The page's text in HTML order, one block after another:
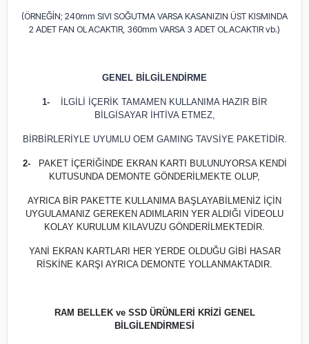
(ÖRNEĞİN; 240mm SIVI SOĞUTMA VARSA KASANIZIN ÜST KISMINDA
2 ADET FAN OLACAKTIR, 360mm VARSA 3 ADET OLACAKTIR vb.)
GENEL BİLGİLENDİRME
1-
İLGİLİ İÇERİK TAMAMEN KULLANIMA HAZIR BİR
BİLGİSAYAR İHTİVA ETMEZ,
BİRBİRLERİYLE UYUMLU OEM GAMING TAVSİYE PAKETİDİR.
2-
PAKET İÇERİĞİNDE EKRAN KARTI BULUNUYORSA KENDİ
KUTUSUNDA DEMONTE GÖNDERİLMEKTE OLUP,
AYRICA BİR PAKETTE KULLANIMA BAŞLAYABİLMENİZ İÇİN
UYGULAMANIZ GEREKEN ADIMLARIN YER ALDIĞI VİDEOLU
KOLAY KURULUM KILAVUZU GÖNDERİLMEKTEDİR.
YANİ EKRAN KARTLARI HER YERDE OLDUĞU GİBİ HASAR
RİSKİNE KARŞI AYRICA DEMONTE YOLLANMAKTADIR.
RAM BELLEK ve SSD ÜRÜNLERİ KRİZİ GENEL
BİLGİLENDİRMESİ